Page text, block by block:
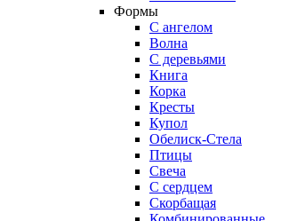
Формы
С ангелом
Волна
С деревьями
Книга
Корка
Кресты
Купол
Обелиск-Стела
Птицы
Свеча
С сердцем
Скорбащая